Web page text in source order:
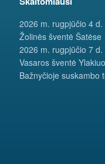
2026 m. rugpjūčio 4 d.
Žolinės šventė Šatėse
2026 m. rugpjūčio 7 d.
Vasaros šventė
Bažnyčioje suskambo